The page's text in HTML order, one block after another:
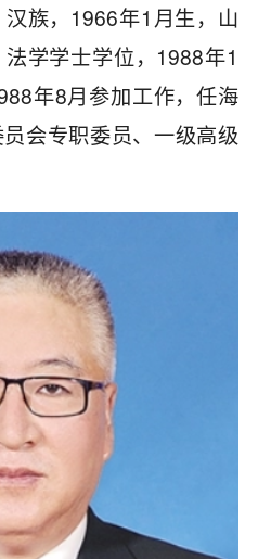
，1966年1月生，山
学学士学位，1988年1
年8月参加工作，任海
会专职委员、一级高级